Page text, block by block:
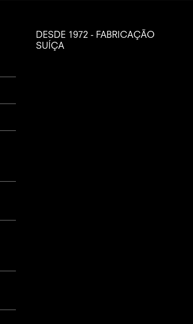
DESDE 1972 - FABRICAÇÃO
SUÍÇA